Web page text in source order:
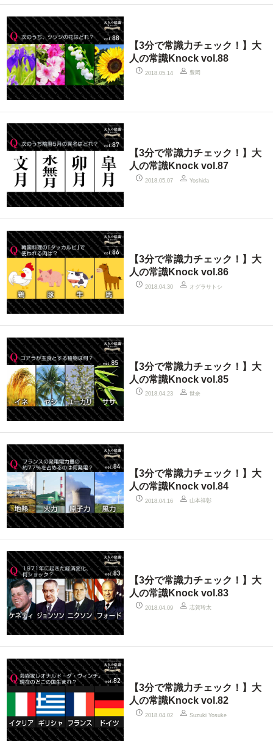
【3分で常識力チェック！】大
人の常識Knock vol.88
2018.05.14 豊岡
【3分で常識力チェック！】大
人の常識Knock vol.87
2018.05.07 Yoshida
【3分で常識力チェック！】大
人の常識Knock vol.86
2018.04.30 オグラサトシ
【3分で常識力チェック！】大
人の常識Knock vol.85
2018.04.23 世奈
【3分で常識力チェック！】大
人の常識Knock vol.84
2018.04.16 山本祥彰
【3分で常識力チェック！】大
人の常識Knock vol.83
2018.04.09 志賀玲太
【3分で常識力チェック！】大
人の常識Knock vol.82
2018.04.02 Suzuki Yosuke